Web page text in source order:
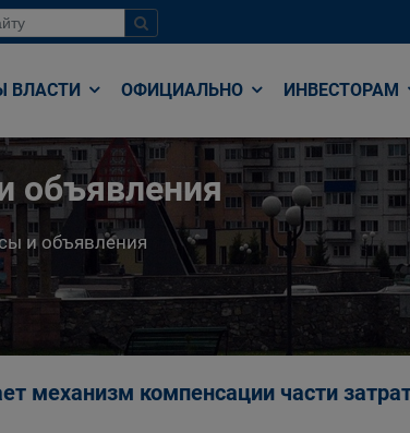
ВЛАСТИ ОФИЦИАЛЬНО ИНВЕСТОРАМ
объявления
и объявления
механизм компенсации части